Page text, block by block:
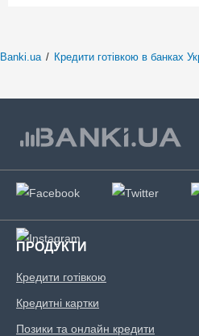
Banki.ua / Кредити готівкою в банках
ПРОДУКТИ
Кредити готівкою
Кредитні картки
Позики та онлайн кредити